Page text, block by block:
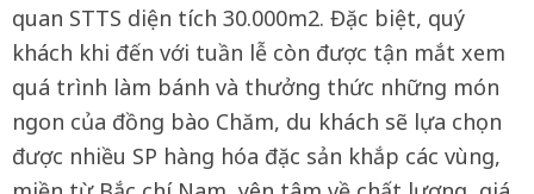
quan STTS diện tích 30.000m2. Đặc biệt, quý
khách khi đến với tuần lễ còn được tận mắt xem
quá trình làm bánh và thưởng thức những món
ngon của đồng bào Chăm, du khách sẽ lựa chọn
được nhiều SP hàng hóa đặc sản khắp các vùng,